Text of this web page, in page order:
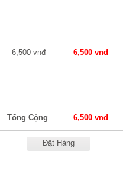
6,500 vnđ 6,500 vnđ
Tổng Cộng 6,500 vnđ
Đặt Hàng